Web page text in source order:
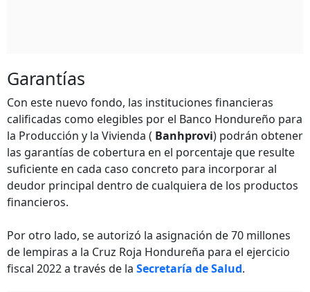
Garantías
Con este nuevo fondo, las instituciones financieras
calificadas como elegibles por el Banco Hondureño para
la Producción y la Vivienda ( Banhprovi) podrán obtener
las garantías de cobertura en el porcentaje que resulte
suficiente en cada caso concreto para incorporar al
deudor principal dentro de cualquiera de los productos
financieros.
Por otro lado, se autorizó la asignación de 70 millones
de lempiras a la Cruz Roja Hondureña para el ejercicio
fiscal 2022 a través de la Secretaría de Salud.